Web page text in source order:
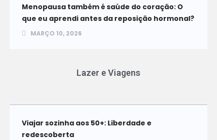
Menopausa também é saúde do coração: O
que eu aprendi antes da reposição hormonal?
MARÇO 10, 2026
Lazer e Viagens
Viajar sozinha aos 50+: Liberdade e
redescoberta